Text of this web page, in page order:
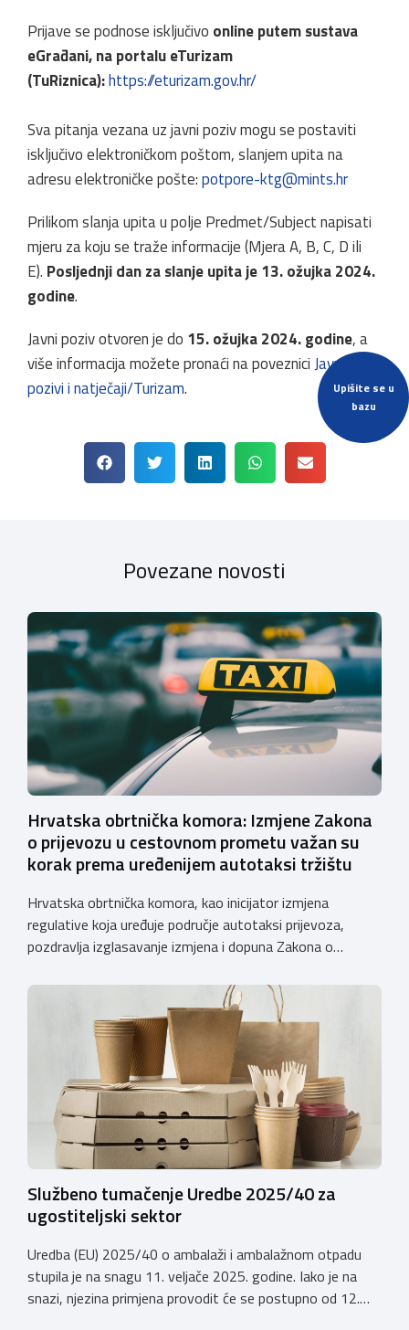
Upišite se u
bazu
Prijave se podnose isključivo onlineputem sustava
eGrađani, na portalu eTurizam
(TuRiznica):https://eturizam.gov.hr/
Sva pitanja vezana uz javni poziv mogu se postaviti
isključivo elektroničkom poštom, slanjem upita na
adresu elektroničke pošte:potpore-ktg@mints.hr
Prilikom slanja upita u polje Predmet/Subject napisati
mjeru za koju se traže informacije (Mjera A, B, C, D ili
E). Posljednji dan za slanje upita je 13. ožujka 2024.
godine.
Javni poziv otvoren je do 15. ožujka 2024. godine, a
više informacija možete pronaći na povezniciJavni
pozivi i natječaji/Turizam.
Povezane novosti
Hrvatska obrtnička komora: Izmjene Zakona
o prijevozu u cestovnom prometu važan su
korak prema uređenijem autotaksi tržištu
Hrvatska obrtnička komora, kao inicijator izmjena
regulative koja uređuje područje autotaksi prijevoza,
pozdravlja izglasavanje izmjena i dopuna Zakona o
Komora upozorava na sve manjkavosti koje je donijela
potpuna liberalizacija taksi tržišta tako da ove izmjene
predstavljaju važan iskorak prema uređenijem tržištu,
sigurnijem prijevozu putnika i stvaranju pravednijih uvjeta
Službeno tumačenje Uredbe 2025/40 za
ugostiteljski sektor
Uredba (EU) 2025/40 o ambalaži i ambalažnom otpadu
stupila je na snagu 11. veljače 2025. godine. Iako je na
snazi, njezina primjena provodit će se postupno od 12.